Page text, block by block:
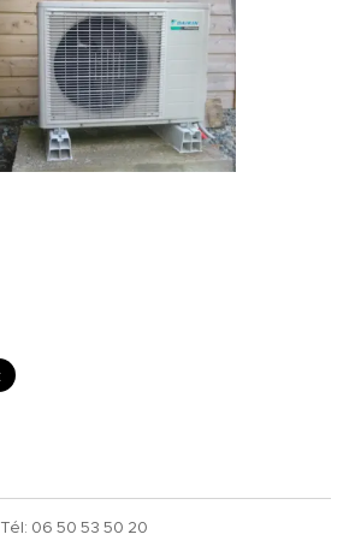
Tél: 06 50 53 50 20